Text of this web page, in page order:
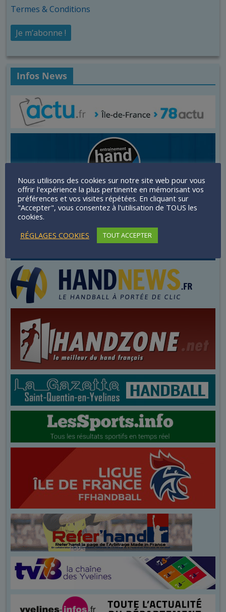
Termes & Conditions
Infos News
Nous utilisons des cookies sur notre site web pour vous
offrir l'expérience la plus pertinente en mémorisant vos
préférences et vos visites répétées. En cliquant sur
"Accepter", vous consentez à l'utilisation de TOUS les
cookies.
RÉGLAGES COOKIES
TOUT ACCEPTER